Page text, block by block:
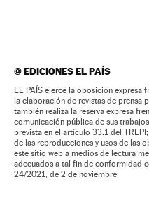
©EDICIONES EL PAÍS
EL PAÍS ejerce la oposición expresa
la elaboración de revistas de prensa
también realiza la reserva expresa
comunicación pública de sus
prevista en el artículo 33.1 del
de las reproducciones y usos de las
este sitio web a medios de lectura
adecuados a tal fin de conformidad
24/2021, de 2 de noviembre